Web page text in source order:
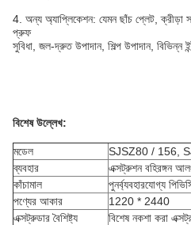
4. অন্য অ্যাপ্লিকেশন: যেমন ছাঁচ প্লেট, ক্রীড়া
প্রুফ
সুবিধা, জল-দ্রুত উপাদান, শিল্প উপাদান, বিভিন্ন
বিশেষ উল্লেখ:
মডেল
SJSZ80 / 156,
ব্যবহার
এক্সট্রুশন বহিরঙ্গন
কাঁচামাল
পুনর্ব্যবহারযোগ্য
পণ্যের আকার
1220 * 2440
এক্সট্রুডার বৈশিষ্ট্য
বিশেষ নকশা করা